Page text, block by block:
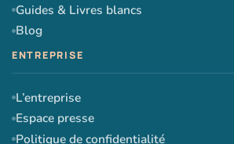
Guides & Livres blancs
Blog
L’entreprise
Espace presse
Politique de confidentialité